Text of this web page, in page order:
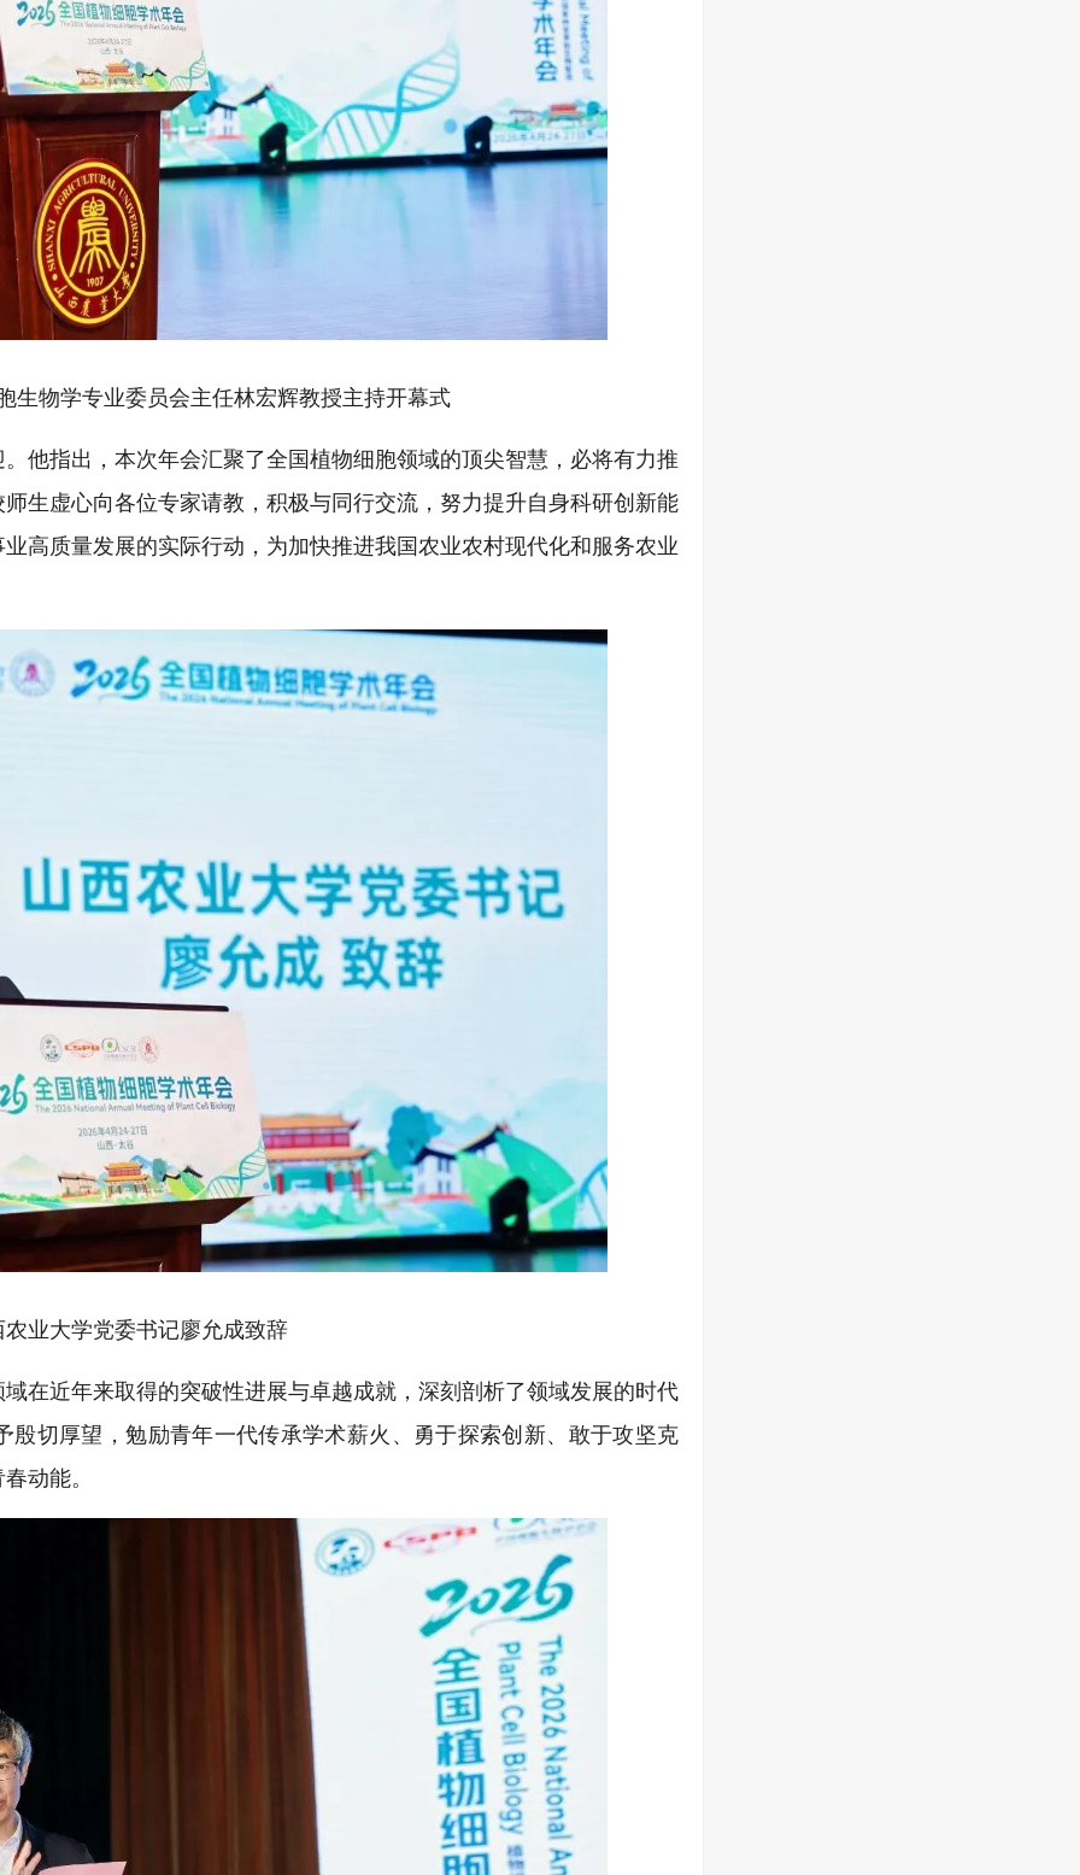
生物学专业委员会主任林宏辉教授主持开幕式
他指出，本次年会汇聚了全国植物细胞领域的顶尖智慧，必将有力推
生虚心向各位专家请教，积极与同行交流，努力提升自身科研创新能
高质量发展的实际行动，为加快推进我国农业农村现代化和服务农业
农业大学党委书记廖允成致辞
在近年来取得的突破性进展与卓越成就，深刻剖析了领域发展的时代
殷切厚望，勉励青年一代传承学术薪火、勇于探索创新、敢于攻坚克
动能。